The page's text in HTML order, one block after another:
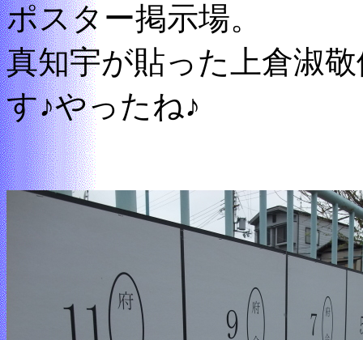
ポスター掲示場。
真知宇が貼った上倉淑
す♪やったね♪